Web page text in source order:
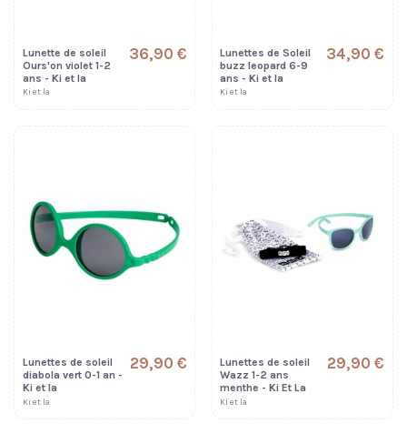
Lunette de soleil
Ours'on violet 1-2
ans - Ki et la
Ki et la
36,90 €
Lunettes de Soleil
buzz leopard 6-9
ans - Ki et la
Ki et la
34,90 €
Lunettes de soleil
diabola vert 0-1 an -
Ki et la
Ki et la
29,90 €
Lunettes de soleil
Wazz 1-2 ans
menthe - Ki Et La
Ki et la
29,90 €